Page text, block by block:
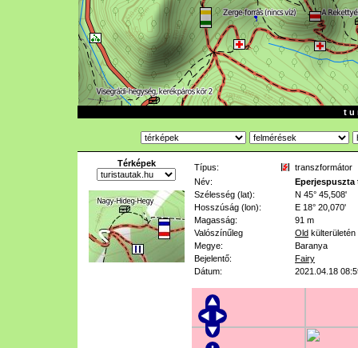
t u
Térképek Típus:
transzformátor
Név:
Eperjespuszta
Szélesség (lat):
N 45° 45,508'
Hosszúság (lon):
E 18° 20,070'
Magasság:
91 m
Valószínűleg
Old külterületén
Megye:
Baranya
Bejelentő:
Fairy
Dátum:
2021.04.18